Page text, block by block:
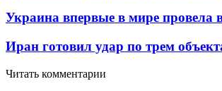
Украина впервые в мире провела
Иран готовил удар по трем
Читать комментарии